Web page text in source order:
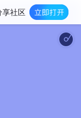
享社区
56/